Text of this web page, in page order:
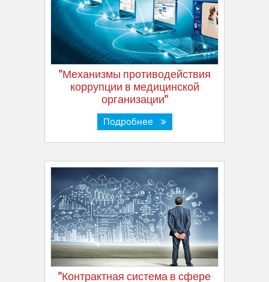
"Механизмы противодействия
коррупции в медицинской
организации"
Подробнее
"Контрактная система в сфере